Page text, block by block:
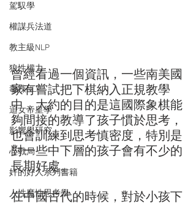
駕馭學
權謀兵法道
教主級NLP
狼性權力
毒辣NLP
追女帝皇學
影響學研究
心戰局
奸的好人系列書籍
人性魔性思考學
曾經看過一個資訊，一些南美國
家有嘗試把下棋納入正規教學
中，大約的目的是這國際象棋能
夠間接的教導了孩子慣於思考，
也會訓練到思考慎密度，特別是
對一些中下層的孩子會有不少的
長期好處。
在中國古代的時候，對於小孩下